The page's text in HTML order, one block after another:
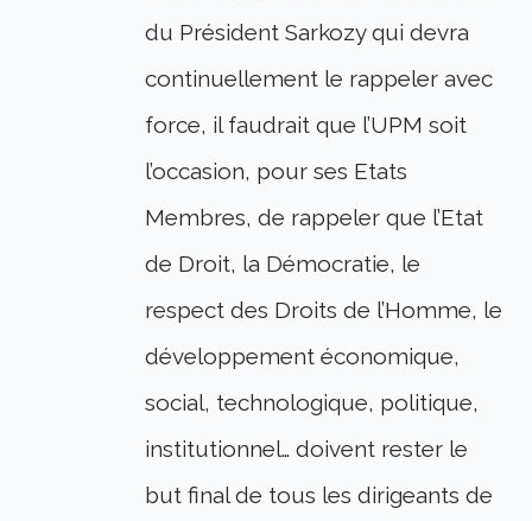
du Président Sarkozy qui devra
continuellement le rappeler avec
force, il faudrait que l’UPM soit
l’occasion, pour ses Etats
Membres, de rappeler que l’Etat
de Droit, la Démocratie, le
respect des Droits de l’Homme, le
développement économique,
social, technologique, politique,
institutionnel… doivent rester le
but final de tous les dirigeants de